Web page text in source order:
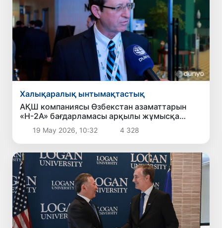
Халықаралық ынтымақтастық
АҚШ компаниясы Өзбекстан азаматтарын
«H-2A» бағдарламасы арқылы жұмысқа
тартуды кеңейтпек
19 Мау 2026, 10:32 4 328